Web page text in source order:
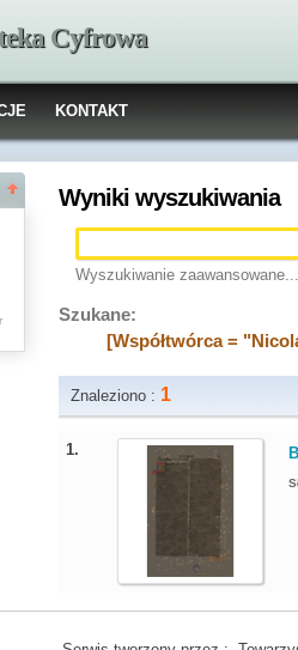
Cyfrowa
KONTAKT
Wyniki wyszukiwania
Wyszukiwanie zaawansowane...
Szukane:
[Współtwórca =
Znaleziono : 1
1.